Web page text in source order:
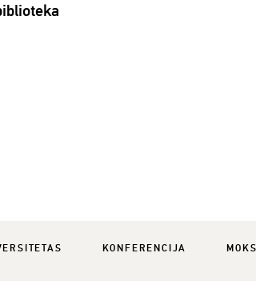
KONFERENCIJA